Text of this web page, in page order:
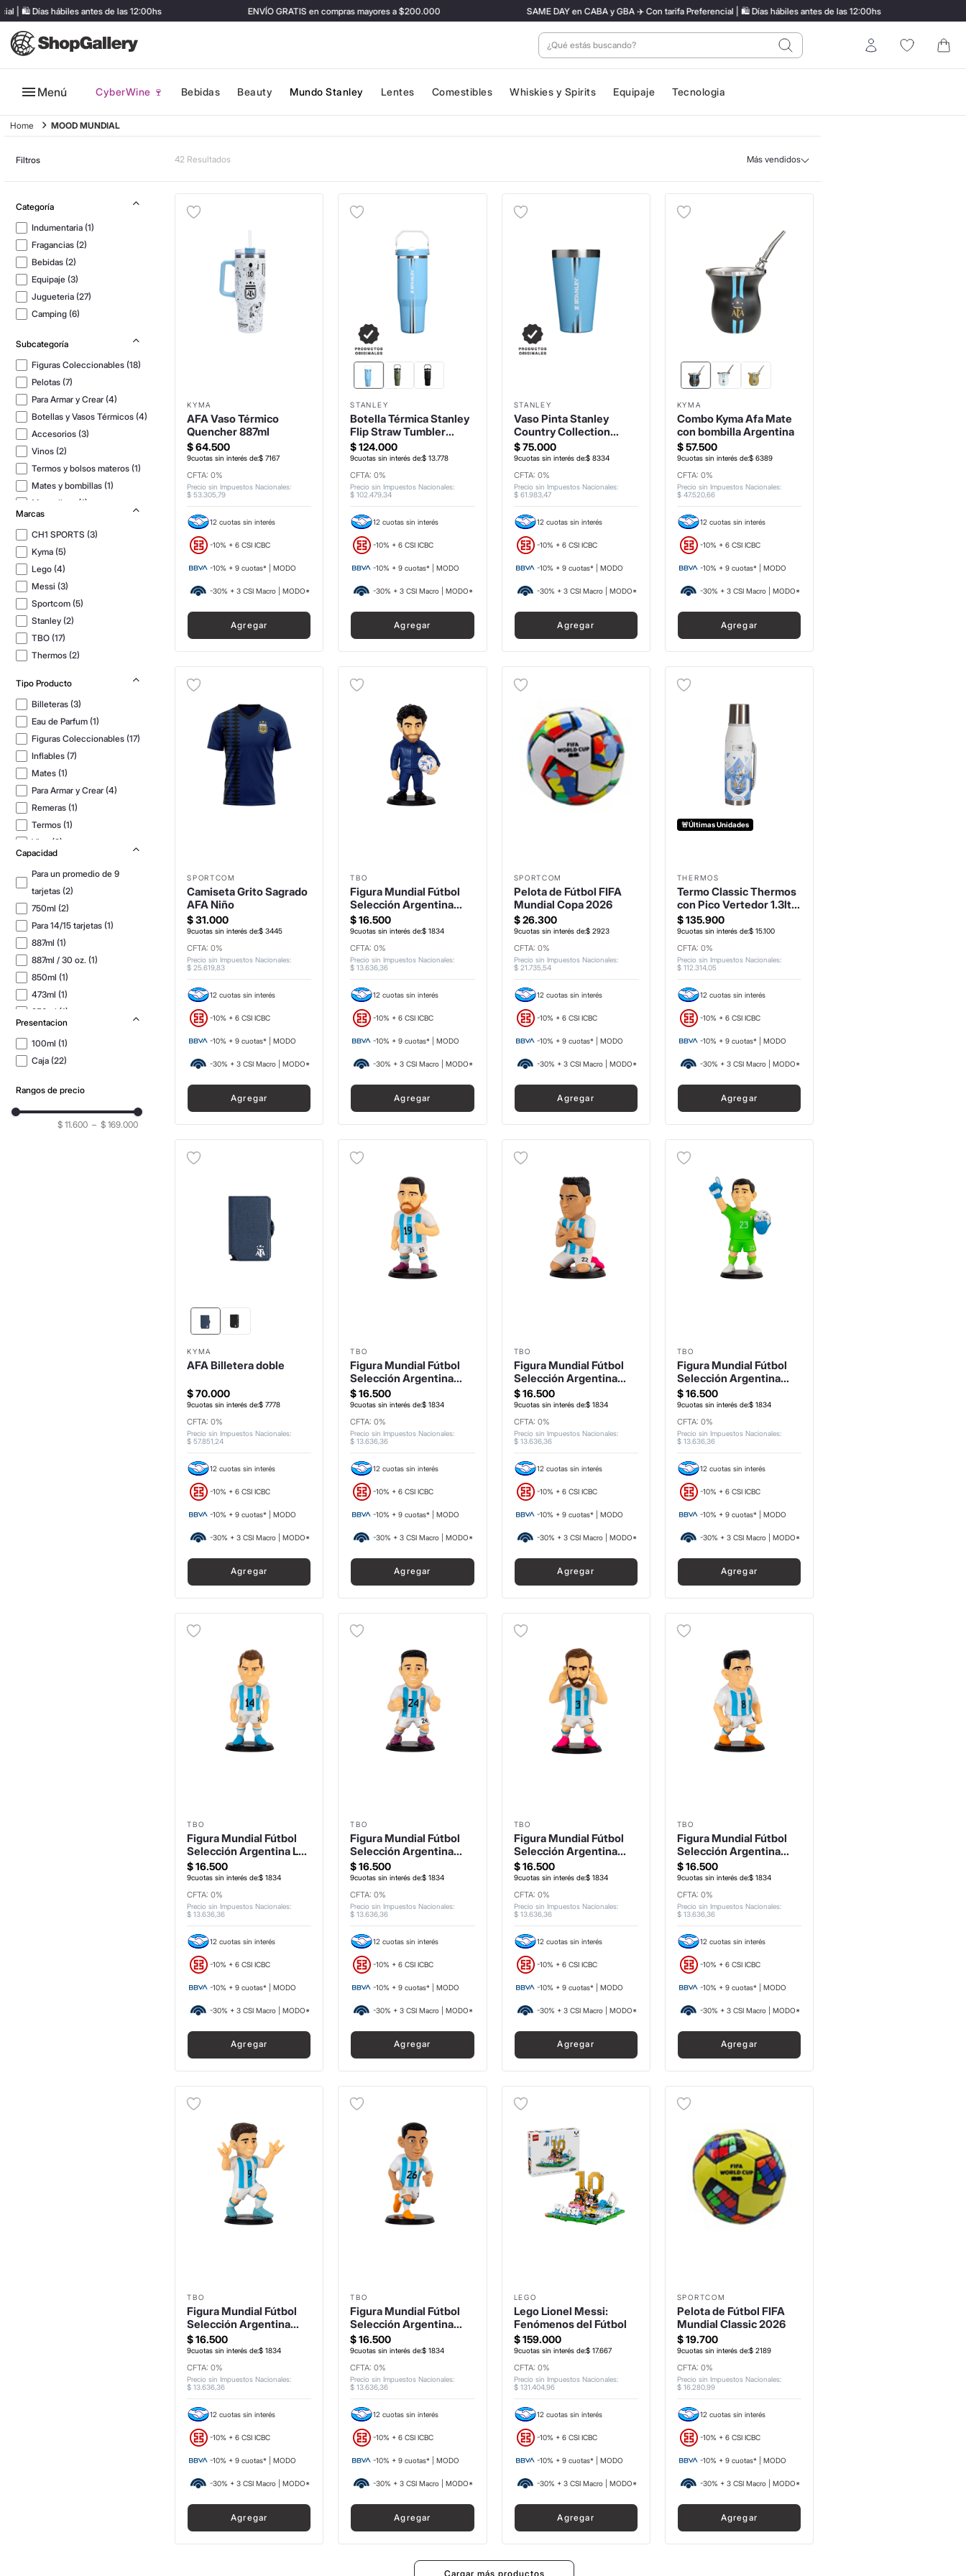
Días hábiles antes de las 12:00hs ENVÍO GRATIS en compras mayores a $200.000 SAME DAY en CABA y GBA ✈️ Con tarifa Preferencial | 🛍️ Días hábiles antes de las 12:00hs
¿Qué estás buscando? Entrar
Menú CyberWine 🍷 Bebidas Beauty Mundo Stanley Lentes Comestibles Whiskies y Spirits Equipaje Tecnologia
MOOD MUNDIAL
Filtros 42 Más vendidos
Indumentaria (1)
Fragancias (2)
Bebidas (2)
Equipaje (3)
Jugueteria (27)
Camping (6)
Figuras Coleccionables (18)
Pelotas (7)
Para Armar y Crear (4)
Botellas y Vasos Térmicos (4)
Accesorios (3)
Vinos (2)
Termos y bolsos materos (1)
Mates y bombillas (1)
Masculinas
(1)
Kids
Marcas
CH1 SPORTS (3)
Kyma (5)
Lego (4)
Messi (3)
Sportcom (5)
Stanley (2)
TBO (17)
Thermos (2)
Tipo Producto
Billeteras (3)
Eau de Parfum (1)
Figuras Coleccionables (17)
Inflables (7)
Mates (1)
Para Armar y Crear (4)
Remeras (1)
Termos (1)
Vino
(2)
Botellas y Vasos Térmicos
Capacidad
Para un promedio de 9
tarjetas (2)
750ml (2)
Para 14/15 tarjetas (1)
887ml (1)
887ml / 30 oz. (1)
850ml (1)
473ml (1)
250ml (1)
1.3Lts (1)
Presentacion
100ml (1)
Caja (22)
Rangos de precio
$ 11.600 – $ 169.000
KYMA
AFA Vaso Térmico
Quencher 887ml
$64.500
9cuotas sin interés de:$ 7167
CFTA: 0%
Precio sin Impuestos Nacionales:
$ 53.305,79
12 cuotas sin interés
-10% + 6 CSI ICBC
-10% + 9 cuotas* | MODO
-30% + 3 CSI Macro | MODO*
Agregar
STANLEY
Botella Térmica Stanley
Flip Straw Tumbler
887ml
$124.000
9cuotas sin interés de:$ 13.778
CFTA: 0%
Precio sin Impuestos Nacionales:
$ 102 .479,34
12 cuotas sin interés
-10% + 6 CSI ICBC
-10% + 9 cuotas* | MODO
-30% + 3 CSI Macro | MODO*
Agregar
STANLEY
Vaso Pinta Stanley
Country Collection
473ml
$ 75.000
9cuotas sin interés de:$ 8334
CFTA: 0%
Precio sin Impuestos Nacionales:
$ 61 983,47
12 cuotas sin interés
-10% + 6 CSI ICBC
-10% + 9 cuotas* | MODO
-30% + 3 CSI Macro | MODO*
Agregar
KYMA
Combo Kyma Afa Mate
con bombilla Argentina
$57.500
9cuotas sin interés de:$ 6389
CFTA: 0%
Precio sin Impuestos Nacionales:
$ 47.520,66
12 cuotas sin interés
-10% + 6 CSI ICBC
-10% + 9 cuotas* | MODO
-30% + 3 CSI Macro | MODO*
Agregar
SPORTCOM
Camiseta Grito Sagrado
AFA Niño
$31.000
9cuotas sin interés de:$ 3445
CFTA: 0%
Precio sin Impuestos Nacionales:
$ 25.619,83
12 cuotas sin interés
-10% + 6 CSI ICBC
-10% + 9 cuotas* | MODO
-30% + 3 CSI Macro | MODO*
Agregar
TBO
Figura Mundial Fútbol
Selección Argentina
Aimar
$16.500
9cuotas sin interés de:$ 1834
CFTA: 0%
Precio sin Impuestos Nacionales:
$ 13.636,36
12 cuotas sin interés
-10% + 6 CSI ICBC
-10% + 9 cuotas* | MODO
-30% + 3 CSI Macro | MODO*
Agregar
SPORTCOM
Pelota de Fútbol FIFA
Mundial Copa 2026
$ 26.300
9cuotas sin interés de:$ 2923
CFTA: 0%
Precio sin Impuestos Nacionales:
$ 21 735,54
12 cuotas sin interés
-10% + 6 CSI ICBC
-10% + 9 cuotas* | MODO
-30% + 3 CSI Macro | MODO*
Agregar
🚨Últimas Unidades
THERMOS
Termo Classic Thermos
con Pico Vertedor 1.3lts
Mundial
$135.900
9cuotas sin interés de:$ 15.100
CFTA: 0%
Precio sin Impuestos Nacionales:
$ 112 314,05
12 cuotas sin interés
-10% + 6 CSI ICBC
-10% + 9 cuotas* | MODO
-30% + 3 CSI Macro | MODO*
Agregar
KYMA
AFA Billetera doble
$70.000
9cuotas sin interés de:$ 7778
CFTA: 0%
Precio sin Impuestos Nacionales:
$ 57.851 ,24
12 cuotas sin interés
-10% + 6 CSI ICBC
-10% + 9 cuotas* | MODO
-30% + 3 CSI Macro | MODO*
Agregar
TBO
Figura Mundial Fútbol
Selección Argentina
Otamendi
$16.500
9cuotas sin interés de:$ 1834
CFTA: 0%
Precio sin Impuestos Nacionales:
$ 13.636,36
12 cuotas sin interés
-10% + 6 CSI ICBC
-10% + 9 cuotas* | MODO
-30% + 3 CSI Macro | MODO*
Agregar
TBO
Figura Mundial Fútbol
Selección Argentina
Lautaro Martinez
$ 16.500
9cuotas sin interés de:$ 1834
CFTA: 0%
Precio sin Impuestos Nacionales:
$ 13.636,36
12 cuotas sin interés
-10% + 6 CSI ICBC
-10% + 9 cuotas* | MODO
-30% + 3 CSI Macro | MODO*
Agregar
TBO
Figura Mundial Fútbol
Selección Argentina
Dibu Martinez
$16.500
9cuotas sin interés de:$ 1834
CFTA: 0%
Precio sin Impuestos Nacionales:
$ 13.636,36
12 cuotas sin interés
-10% + 6 CSI ICBC
-10% + 9 cuotas* | MODO
-30% + 3 CSI Macro | MODO*
Agregar
TBO
Figura Mundial Fútbol
Selección Argentina Lo
Celso
$16.500
9cuotas sin interés de:$ 1834
CFTA: 0%
Precio sin Impuestos Nacionales:
$ 13.636,36
12 cuotas sin interés
-10% + 6 CSI ICBC
-10% + 9 cuotas* | MODO
-30% + 3 CSI Macro | MODO*
Agregar
TBO
Figura Mundial Fútbol
Selección Argentina
Enzo Fernandez
$16.500
9cuotas sin interés de:$ 1834
CFTA: 0%
Precio sin Impuestos Nacionales:
$ 13.636,36
12 cuotas sin interés
-10% + 6 CSI ICBC
-10% + 9 cuotas* | MODO
-30% + 3 CSI Macro | MODO*
Agregar
TBO
Figura Mundial Fútbol
Selección Argentina
Tagliafico
$ 16.500
9cuotas sin interés de:$ 1834
CFTA: 0%
Precio sin Impuestos Nacionales:
$ 13.636,36
12 cuotas sin interés
-10% + 6 CSI ICBC
-10% + 9 cuotas* | MODO
-30% + 3 CSI Macro | MODO*
Agregar
TBO
Figura Mundial Fútbol
Selección Argentina
Acuña
$16.500
9cuotas sin interés de:$ 1834
CFTA: 0%
Precio sin Impuestos Nacionales:
$ 13.636,36
12 cuotas sin interés
-10% + 6 CSI ICBC
-10% + 9 cuotas* | MODO
-30% + 3 CSI Macro | MODO*
Agregar
TBO
Figura Mundial Fútbol
Selección Argentina
Julian Alvarez
$16.500
9cuotas sin interés de:$ 1834
CFTA: 0%
Precio sin Impuestos Nacionales:
$ 13.636,36
12 cuotas sin interés
-10% + 6 CSI ICBC
-10% + 9 cuotas* | MODO
-30% + 3 CSI Macro | MODO*
Agregar
TBO
Figura Mundial Fútbol
Selección Argentina
Molina
$16.500
9cuotas sin interés de:$ 1834
CFTA: 0%
Precio sin Impuestos Nacionales:
$ 13.636,36
12 cuotas sin interés
-10% + 6 CSI ICBC
-10% + 9 cuotas* | MODO
-30% + 3 CSI Macro | MODO*
Agregar
LEGO
Lego Lionel Messi:
Fenómenos del Fútbol
$ 159.000
9cuotas sin interés de:$ 17.667
CFTA: 0%
Precio sin Impuestos Nacionales:
$ 131 404,96
12 cuotas sin interés
-10% + 6 CSI ICBC
-10% + 9 cuotas* | MODO
-30% + 3 CSI Macro | MODO*
Agregar
SPORTCOM
Pelota de Fútbol FIFA
Mundial Classic 2026
$19.700
9cuotas sin interés de:$ 2189
CFTA: 0%
Precio sin Impuestos Nacionales:
$ 16.280,99
12 cuotas sin interés
-10% + 6 CSI ICBC
-10% + 9 cuotas* | MODO
-30% + 3 CSI Macro | MODO*
Agregar